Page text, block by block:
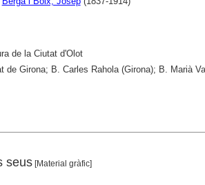
de la Ciutat d'Olot
de Girona; B. Carles Rahola (Girona); B. Marià
seus[Material gràfic]